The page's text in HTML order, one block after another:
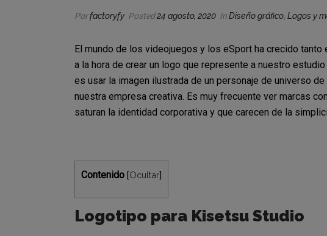
Porfactoryfy Posted24 agosto, 2020 InDiseño gráfico Logos y
El mundo de los videojuegos y los eSport ha crecido
a la hora de crear un logo que represente a nuestro
es usar la imagen ilustrada de un personaje de universo
nuestra empresa creativa. Es muy frecuente ver marcas
saturan la identidad corporativa y que carecen de la
Contenido Ocultar
Logotipo para Kisetsu Studio